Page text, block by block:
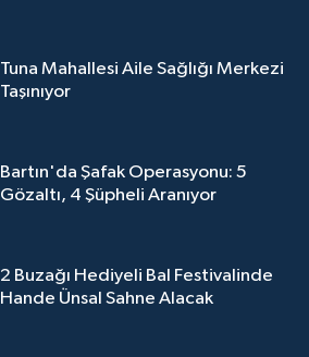
Tuna Mahallesi Aile Sağlığı Merkezi
Taşınıyor
Bartın'da Şafak Operasyonu: 5
Gözaltı, 4 Şüpheli Aranıyor
2 Buzağı Hediyeli Bal Festivalinde
Hande Ünsal Sahne Alacak